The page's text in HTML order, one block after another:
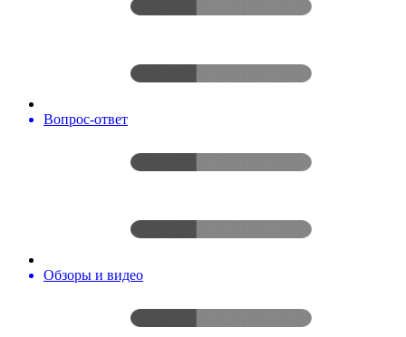
Вопрос-ответ
Обзоры и видео